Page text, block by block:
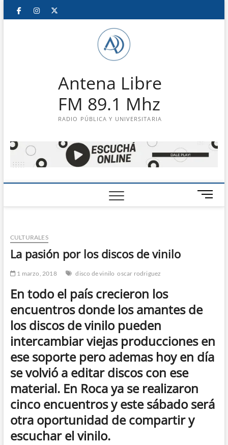
Saltar
FacebookInstagram
Antena Libre
FM 89.1 Mhz
RADIO PÚBLICA Y UNIVERSITARIA
B
o
ú
CULTURALES
La pasión por los discos de vinilo
1 marzo, 2018 disco de vinilo oscar rodriguez
En todo el país crecieron los
encuentros donde los amantes de
los discos de vinilo pueden
intercambiar viejas producciones en
ese soporte pero ademas hoy en día
se volvió a editar discos con ese
material. En Roca ya se realizaron
cinco encuentros y este sábado será
otra oportunidad de compartir y
escuchar el vinilo.